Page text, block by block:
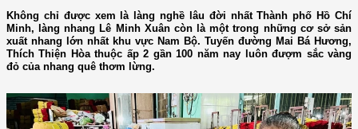
Không chỉ được xem là làng nghề lâu đời nhất Thành phố Hồ Chí
Minh, làng nhang Lê Minh Xuân còn là một trong những cơ sở sản
xuất nhang lớn nhất khu vực Nam Bộ. Tuyến đường Mai Bá Hương,
Thích Thiện Hòa thuộc ấp 2 gần 100 năm nay luôn đượm sắc vàng
đỏ của nhang quê thơm lừng.